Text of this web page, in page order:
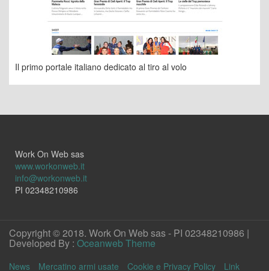
Il primo portale italiano dedicato al tiro al volo
Work On Web sas
www.workonweb.it
info@workonweb.it
PI 02348210986
Copyright © 2018. Work On Web sas - PI 02348210986 |
Developed By : Oceanweb Theme
News Mercatino armi usate Cookie e Privacy Policy Link